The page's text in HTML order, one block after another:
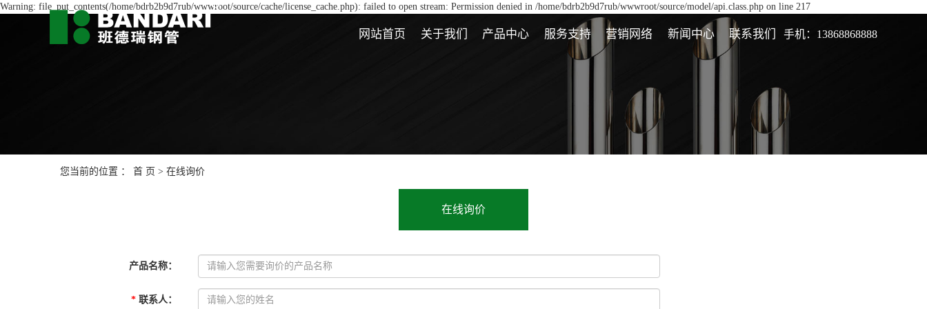
Warning: file_put_contents(/home/bdrb2b9d7rub/wwwroot/source/cache/license_cache.php): failed to open stream: Permission denied in /home/bdrb2b9d7rub/wwwroot/source/model/api.class.php on line 217
网站首页 关于我们 产品中心 服务支持 营销网络 新闻中心 联系我们 手机：13868868888
您当前的位置 ： 首 页 > 在线询价
在线询价
产品名称：
* 联系人：